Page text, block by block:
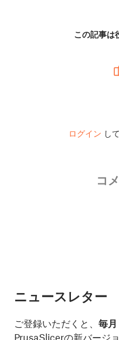
この記事は
ログイン し
コ
ニュースレター
ご登録いただくと、 毎月
PrusaSlicerの新バージ